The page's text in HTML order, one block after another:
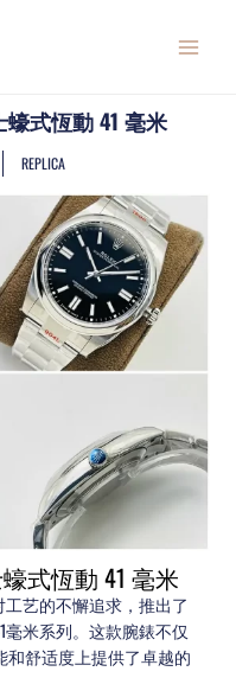
MENU
式恆動 41 毫米
REPLICA
式恆動 41 毫米
工艺的不懈追求，推出了
米系列。这款腕錶不仅
舒适度上提供了卓越的